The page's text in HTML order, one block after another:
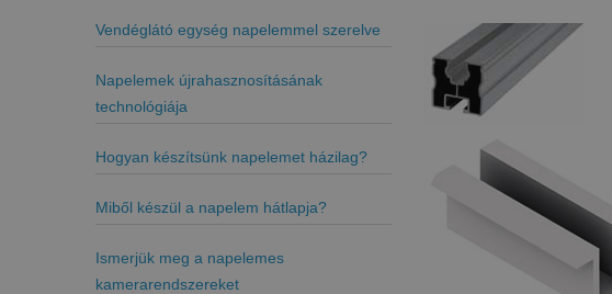
Vendéglátó egység napelemmel szerelve
Napelemek újrahasznosításának
technológiája
Hogyan készítsünk napelemet házilag?
Miből készül a napelem hátlapja?
Ismerjük meg a napelemes
kamerarendszereket